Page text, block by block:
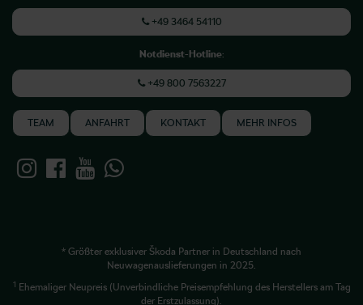
+49 3464 54110
Notdienst-Hotline:
+49 800 7563227
TEAM ANFAHRT KONTAKT MEHR INFOS
* Größter exklusiver Škoda Partner in Deutschland nach
Neuwagenauslieferungen in 2025.
1 Ehemaliger Neupreis (Unverbindliche Preisempfehlung des Herstellers am Tag
der Erstzulassung).